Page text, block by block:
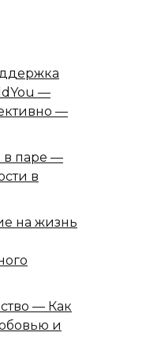
—
—
в паре —
в
на жизнь
— Как
и